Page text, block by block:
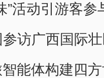
”活动引游客参
访广西国际
能体构建四